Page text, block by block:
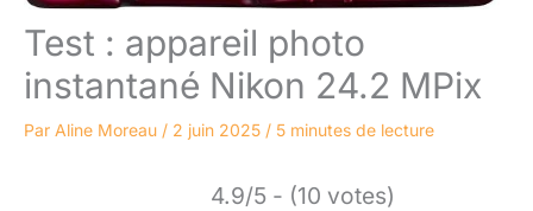
Test : appareil photo
instantané Nikon 24.2 MPix
Par Aline Moreau / 2 juin 2025 / 5 minutes de lecture
4.9/5 - (10 votes)